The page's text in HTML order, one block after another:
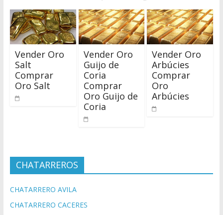
Vender Oro
Salt
Comprar
Oro Salt
Vender Oro
Guijo de
Coria
Comprar
Oro Guijo de
Coria
Vender Oro
Arbúcies
Comprar
Oro
Arbúcies
CHATARREROS
CHATARRERO AVILA
CHATARRERO CACERES